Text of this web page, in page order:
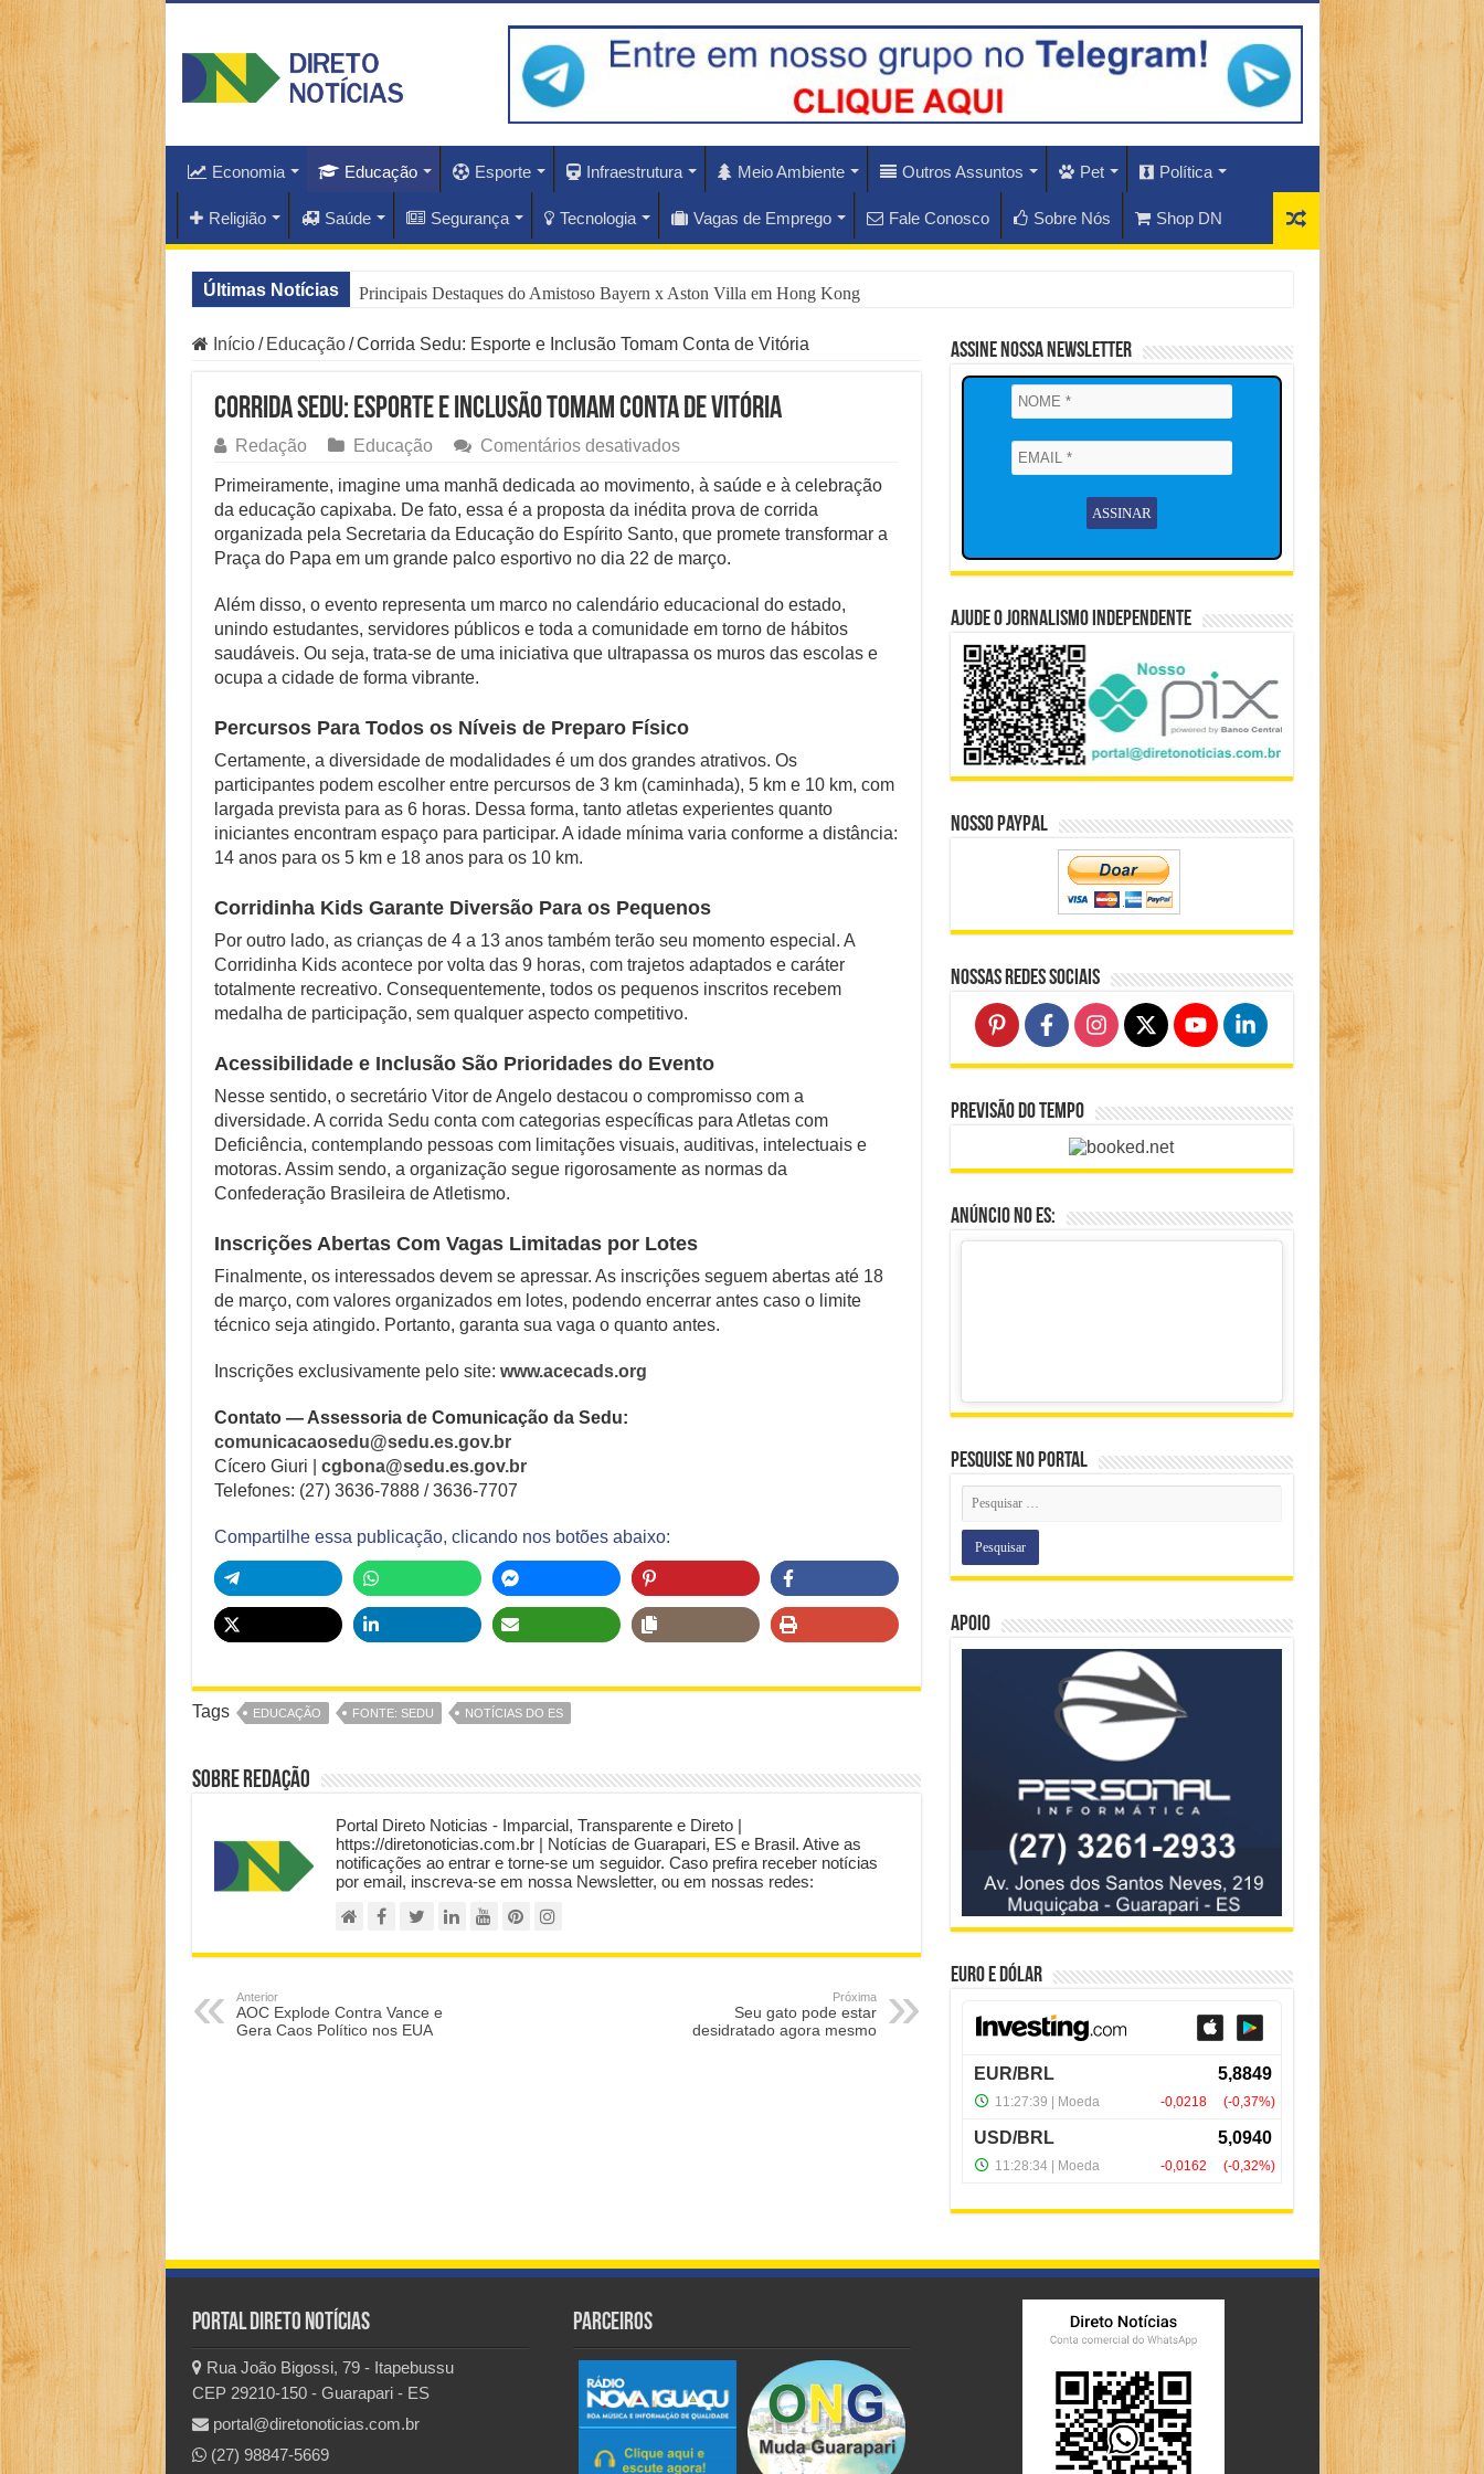
Economia Educação Esporte Infraestrutura Meio Ambiente Outros Assuntos Pet Política
Religião Saúde Segurança Tecnologia Vagas de Emprego Fale Conosco Sobre Nós Shop DN
Últimas Notícias Principais Destaques do Amistoso Bayern x Aston Villa em Hong Kong
O Que Está Por Trás do Escândalo de R$ 308 Mi em MT?
Especialistas Revelam os Riscos dos Ventos de 76 km/h no Rio
Família Livre, Senador Investigado: O Que Mudou na Operação INSS
Controverso: IBS e CBS Dividem Empresários na Reforma Tributária
Como Resolver a Disputa Política do Republicanos Rumo a 2026
O Que Levou Quatro Trabalhadores à Morte em Obra Proibida no ES?
Casa Branca Antes Distante, Camp David Agora no Centro do Poder
Início / Educação / Corrida Sedu: Esporte e Inclusão Tomam Conta de Vitória
Corrida Sedu: Esporte e Inclusão Tomam Conta de Vitória
Redação Educação Comentários desativadosem
Sedu:
Esporte
e
Inclusão
Tomam
de
Vitória
Primeiramente, imagine uma manhã dedicada ao movimento, à saúde e à celebração
da educação capixaba. De fato, essa é a proposta da inédita prova de corrida
organizada pela Secretaria da Educação do Espírito Santo, que promete transformar a
Praça do Papa em um grande palco esportivo no dia 22 de março.
Além disso, o evento representa um marco no calendário educacional do estado,
unindo estudantes, servidores públicos e toda a comunidade em torno de hábitos
saudáveis. Ou seja, trata-se de uma iniciativa que ultrapassa os muros das escolas e
ocupa a cidade de forma vibrante.
Percursos Para Todos os Níveis de Preparo Físico
Certamente, a diversidade de modalidades é um dos grandes atrativos. Os
participantes podem escolher entre percursos de 3 km (caminhada), 5 km e 10 km, com
largada prevista para as 6 horas. Dessa forma, tanto atletas experientes quanto
iniciantes encontram espaço para participar. A idade mínima varia conforme a distância:
14 anos para os 5 km e 18 anos para os 10 km.
Corridinha Kids Garante Diversão Para os Pequenos
Por outro lado, as crianças de 4 a 13 anos também terão seu momento especial. A
Corridinha Kids acontece por volta das 9 horas, com trajetos adaptados e caráter
totalmente recreativo. Consequentemente, todos os pequenos inscritos recebem
medalha de participação, sem qualquer aspecto competitivo.
Acessibilidade e Inclusão São Prioridades do Evento
Nesse sentido, o secretário Vitor de Angelo destacou o compromisso com a
diversidade. A corrida Sedu conta com categorias específicas para Atletas com
Deficiência, contemplando pessoas com limitações visuais, auditivas, intelectuais e
motoras. Assim sendo, a organização segue rigorosamente as normas da
Confederação Brasileira de Atletismo.
Inscrições Abertas Com Vagas Limitadas por Lotes
Finalmente, os interessados devem se apressar. As inscrições seguem abertas até 18
de março, com valores organizados em lotes, podendo encerrar antes caso o limite
técnico seja atingido. Portanto, garanta sua vaga o quanto antes.
Inscrições exclusivamente pelo site: www.acecads.org
Contato — Assessoria de Comunicação da Sedu:
comunicacaosedu@sedu.es.gov.br
Cícero Giuri | cgbona@sedu.es.gov.br
Telefones: (27) 3636-7888 / 3636-7707
Compartilhe essa publicação, clicando nos botões abaixo:
Tags EDUCAÇÃO FONTE: SEDU NOTÍCIAS DO ES
Sobre Redação
Portal Direto Noticias - Imparcial, Transparente e Direto |
https://diretonoticias.com.br | Notícias de Guarapari, ES e Brasil. Ative as
notificações ao entrar e torne-se um seguidor. Caso prefira receber notícias
por email, inscreva-se em nossa Newsletter, ou em nossas redes:
Anterior
AOC Explode Contra Vance e
Gera Caos Político nos EUA
Próxima
Seu gato pode estar
desidratado agora mesmo
Assine Nossa Newsletter
Ajude o Jornalismo Independente
Nosso Paypal
Nossas Redes Sociais
Previsão do Tempo
Anúncio no ES:
Pesquise no portal
Apoio
Euro e Dólar
Portal Direto Notícias
Rua João Bigossi, 79 - Itapebussu
CEP 29210-150 - Guarapari - ES
portal@diretonoticias.com.br
(27) 98847-5669
Parceiros